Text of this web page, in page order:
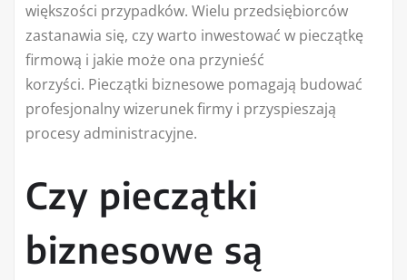
większości przypadków. Wielu przedsiębiorców
zastanawia się, czy warto inwestować w pieczątkę
firmową i jakie może ona przynieść
korzyści. Pieczątki biznesowe pomagają budować
profesjonalny wizerunek firmy i przyspieszają
procesy administracyjne.
Czy pieczątki
biznesowe są